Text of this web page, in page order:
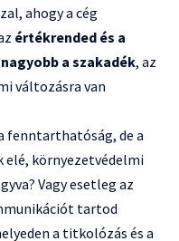
ahogy a cég
értékrended és a
a szakadék, az
változásra van
fenntarthatóság, de a
elé, környezetvédelmi
Vagy esetleg az
tartod
a titkolózás és a